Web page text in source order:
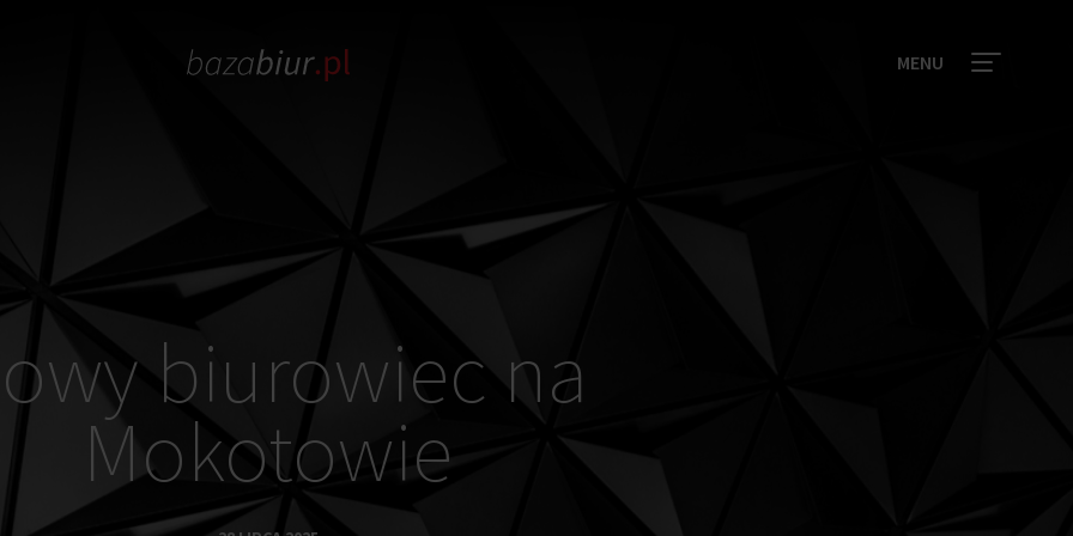
MENU
biurowiec na
Mokotowie